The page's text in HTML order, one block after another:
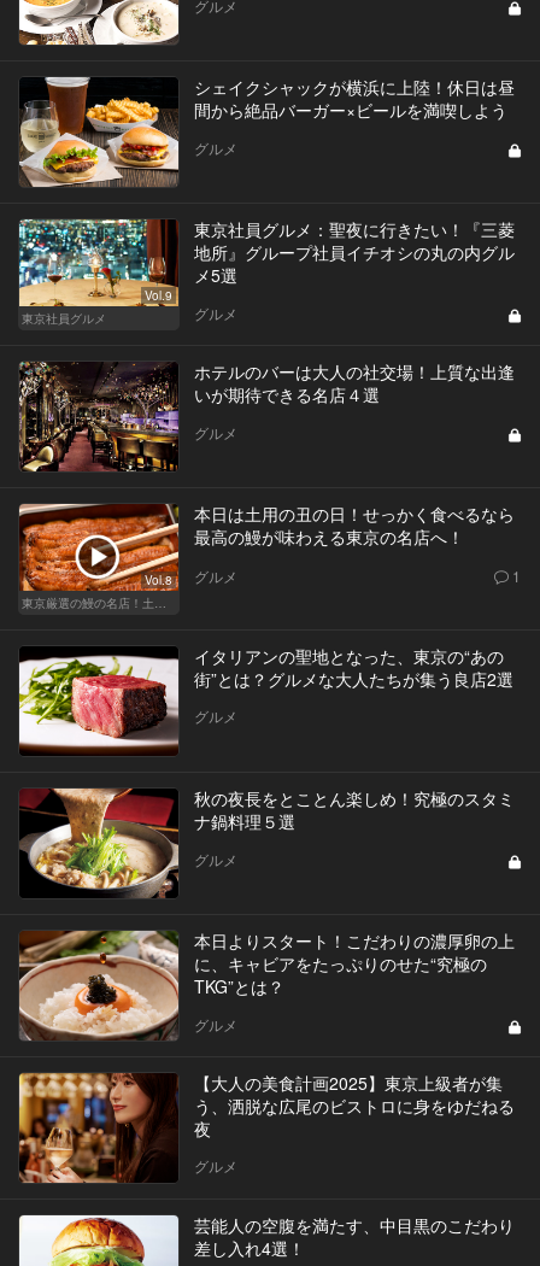
グルメ
シェイクシャックが横浜に上陸！休日は昼
間から絶品バーガー×ビールを満喫しよう
グルメ
Vol.9
東京社員グルメ
東京社員グルメ：聖夜に行きたい！『三菱
地所』グループ社員イチオシの丸の内グル
メ5選
グルメ
ホテルのバーは大人の社交場！上質な出逢
いが期待できる名店４選
グルメ
Vol.8
東京厳選の鰻の名店！土用の丑の日じゃなくても行きたい
本日は土用の丑の日！せっかく食べるなら
最高の鰻が味わえる東京の名店へ！
グルメ 1
イタリアンの聖地となった、東京の“あの
街”とは？グルメな大人たちが集う良店2選
グルメ
秋の夜長をとことん楽しめ！究極のスタミ
ナ鍋料理５選
グルメ
本日よりスタート！こだわりの濃厚卵の上
に、キャビアをたっぷりのせた“究極の
TKG”とは？
グルメ
【大人の美食計画2025】東京上級者が集
う、洒脱な広尾のビストロに身をゆだねる
夜
グルメ
芸能人の空腹を満たす、中目黒のこだわり
差し入れ4選！